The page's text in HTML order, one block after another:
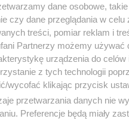
dane osobowe,
czy dane przeglądania w celu
treści, pomiar reklam i
Partnerzy możemy używać
urządzenia do celów
z tych technologii
wycofać klikając przycisk
przetwarzania danych nie
Preferencje będą miały